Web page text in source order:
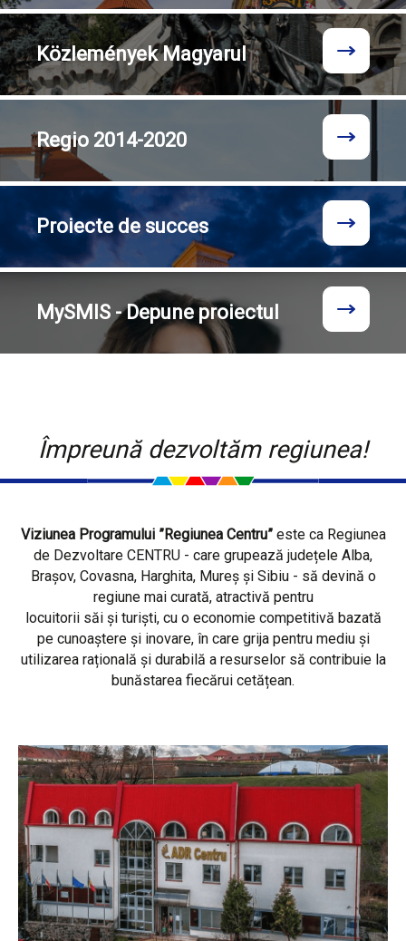
KözleményekMagyarul
Regio 2014-2020
Proiecte de succes
MySMIS - Depune proiectul
Împreună dezvoltăm regiunea!
Viziunea Programului ”Regiunea Centru”este ca Regiunea
de Dezvoltare CENTRU - care grupează județele Alba,
Brașov, Covasna, Harghita, Mureș și Sibiu - să devină o
regiune mai curată, atractivă pentru
locuitorii săi și turiști, cu o economie competitivă bazată
pe cunoaștere și inovare, în care grija pentru mediu și
utilizarea rațională și durabilă a resurselor să contribuie la
bunăstarea fiecărui cetățean.